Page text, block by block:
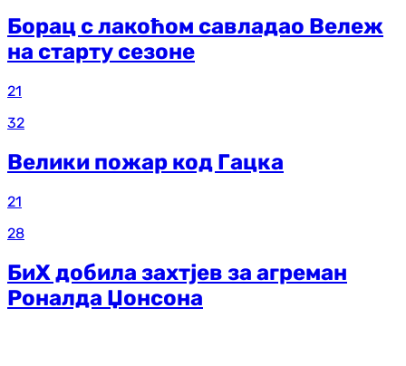
Борац с лакоћом савладао Вележ
на старту сезоне
21
32
Велики пожар код Гацка
21
28
БиХ добила захтјев за агреман
Роналда Џонсона